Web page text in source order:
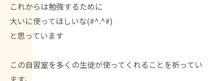
これからは勉強するために
大いに使ってほしいな(#^.^#)
と思っています
この自習室を多くの生徒が使ってくれることを祈ってい